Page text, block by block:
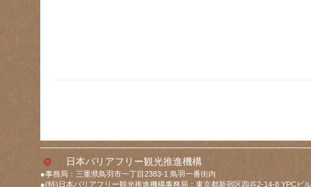
日本バリアフリー観光推進機構
●事務局：三重県鳥羽市一丁目2383-1 鳥羽一番街内
●(特)日本バリアフリー観光推進機構事務局：東京都新宿区四谷2-14-8 YPCビ